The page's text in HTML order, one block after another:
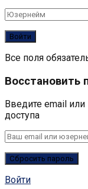
Все поля
Восстановить
Введите email
доступа
Войти